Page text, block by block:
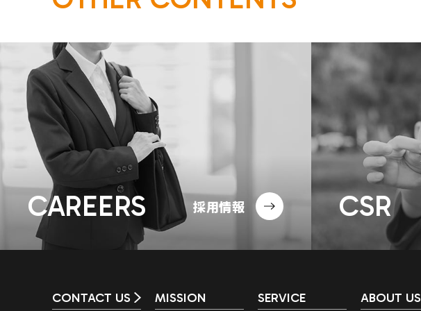
CAREERS 採用情報 CSR
CONTACT US MISSION SERVICE ABOUT US